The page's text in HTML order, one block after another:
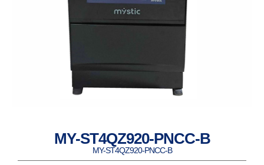
MY-ST4QZ920-PNCC-B
MY-ST4QZ920-PNCC-B